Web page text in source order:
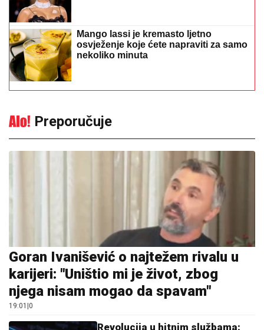
Mango lassi je kremasto ljetno
osvježenje koje ćete napraviti za samo
nekoliko minuta
Preporučuje
Goran Ivanišević o najtežem rivalu u
karijeri: "Uništio mi je život, zbog
njega nisam mogao da spavam"
19:01 0
Revolucija u hitnim službama: